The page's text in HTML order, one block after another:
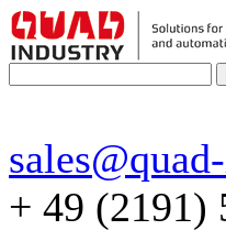
+ 49 (2191)